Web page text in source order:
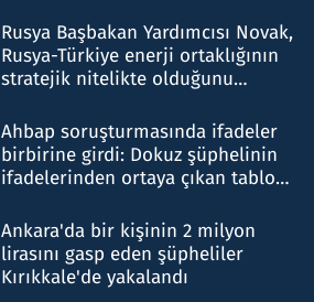
Rusya Başbakan Yardımcısı Novak,
Rusya-Türkiye enerji ortaklığının
stratejik nitelikte olduğunu
Ahbap soruşturmasında ifadeler
birbirine girdi: Dokuz şüphelinin
ifadelerinden ortaya çıkan tablo
Ankara'da bir kişinin 2 milyon
lirasını gasp eden şüpheliler
Kırıkkale'de yakalandı